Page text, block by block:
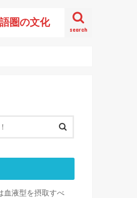
search
圏の文化
血液型を摂取すべ